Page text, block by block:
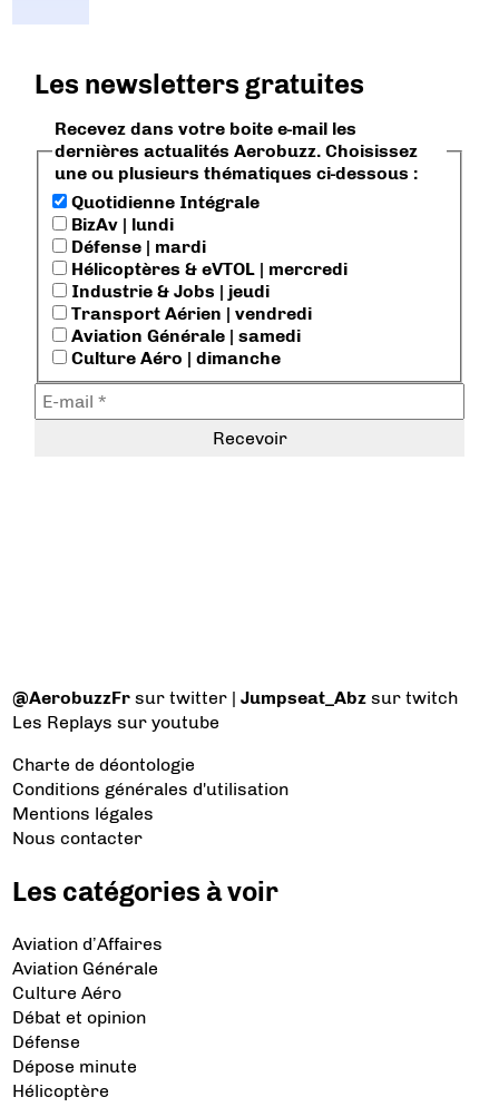
Les newsletters gratuites
Recevez dans votre boite e-mail les
dernières actualités Aerobuzz. Choisissez
une ou plusieurs thématiques ci-dessous :
Quotidienne Intégrale
BizAv | lundi
Défense | mardi
Hélicoptères & eVTOL | mercredi
Industrie & Jobs | jeudi
Transport Aérien | vendredi
Aviation Générale | samedi
Culture Aéro | dimanche
@AerobuzzFr sur twitter |Jumpseat_Abz sur twitch
Les Replays sur youtube
Charte de déontologie
Conditions générales d'utilisation
Mentions légales
Nous contacter
Les catégories à voir
Aviation d’Affaires
Aviation Générale
Culture Aéro
Débat et opinion
Défense
Dépose minute
Hélicoptère